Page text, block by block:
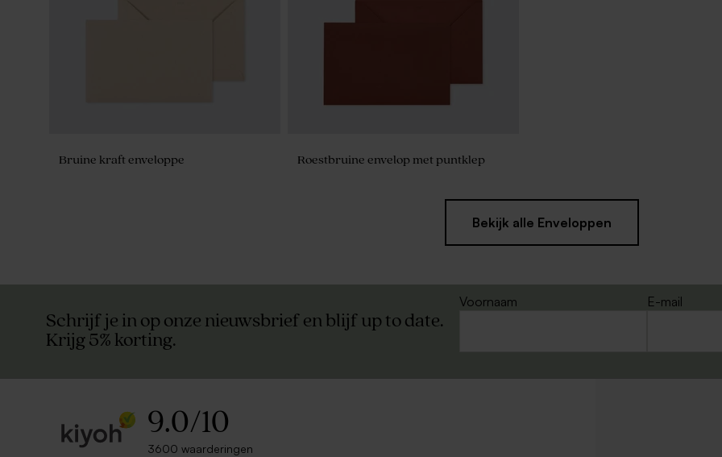
Bruine kraft enveloppe Roestbruine envelop met puntklep
Bekijk alle Enveloppen
Schrijf je in op onze nieuwsbrief en blijf up to date.
Krijg 5% korting.
Voornaam
E-mail
9.0/10
3600 waarderingen